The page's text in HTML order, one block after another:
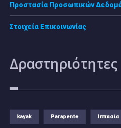
Προστασία Προσωπικών
Στοιχεία Επικοινωνίας
Δραστηριότητες
kayak Parapente Ιππασία